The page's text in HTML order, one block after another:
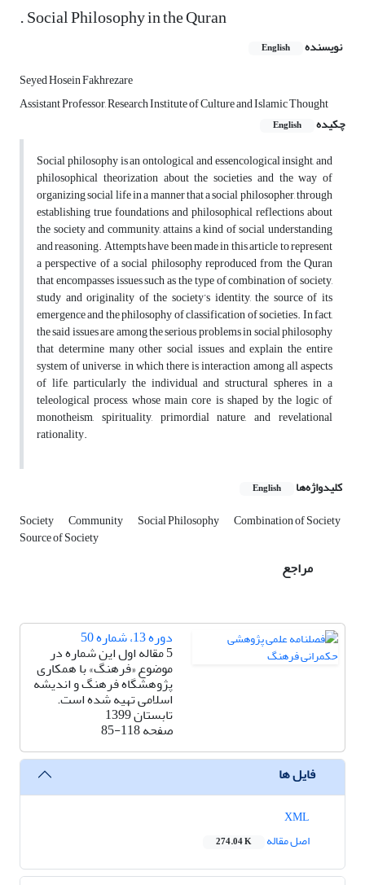
. Social Philosophy in the Quran
نویسنده English
Seyed Hosein Fakhrezare
Assistant Professor, Research Institute of Culture and Islamic Thought
چکیده
English
Social philosophy is an ontological and essencological insight, and
philosophical theorization about the societies and the way of
organizing social life in a manner that a social philosopher, through
establishing true foundations and philosophical reflections about
the society and community, attains a kind of social understanding
and reasoning. Attempts have been made in this article to represent
a perspective of a social philosophy reproduced from the Quran
that encompasses issues such as the type of combination of society,
study and originality of the society’s identity, the source of its
emergence and the philosophy of classification of societies. In fact,
the said issues are among the serious problems in social philosophy
that determine many other social issues and explain the entire
system of universe, in which there is interaction among all aspects
of life, particularly the individual and structural spheres, in a
teleological process, whose main core is shaped by the logic of
monotheism, spirituality, primordial nature, and revelational
rationality.
کلیدواژه‌ها English
Society Community Social Philosophy Combination of Society
Source of Society
مراجع
دوره 13، شماره 50
5 مقاله اول این شماره در
موضوع «فرهنگ» با همکاری
پژوهشگاه فرهنگ و اندیشه
اسلامی تهیه شده است.
تابستان 1399
صفحه85-118
فایل ها
اصل مقاله
274.04 K